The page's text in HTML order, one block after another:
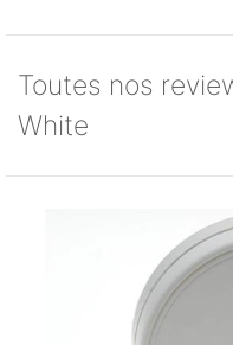
Toutes nos
White